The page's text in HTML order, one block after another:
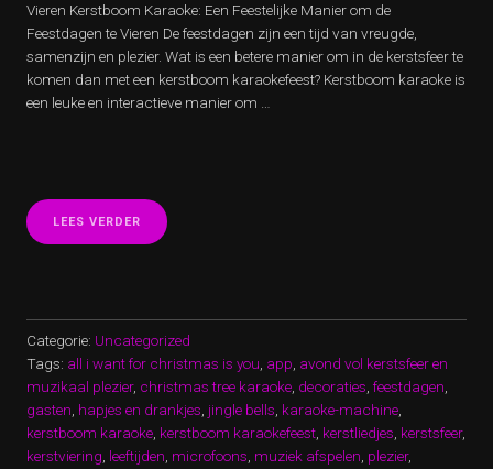
Vieren Kerstboom Karaoke: Een Feestelijke Manier om de
Feestdagen te Vieren De feestdagen zijn een tijd van vreugde,
samenzijn en plezier. Wat is een betere manier om in de kerstsfeer te
komen dan met een kerstboom karaokefeest? Kerstboom karaoke is
een leuke en interactieve manier om …
LEES VERDER “FEESTELIJKE
KERSTBOOM
DOOR!”
Categorie: Uncategorized
Tags: all i want for christmas is you app avond vol kerstsfeer en
muzikaal plezier, christmas tree karaoke decoraties feestdagen
gasten hapjes en drankjes jingle bells karaoke-machine
kerstboom karaoke kerstboom karaokefeest kerstliedjes kerstsfeer,
kerstviering leeftijden microfoons muziek afspelen plezier,